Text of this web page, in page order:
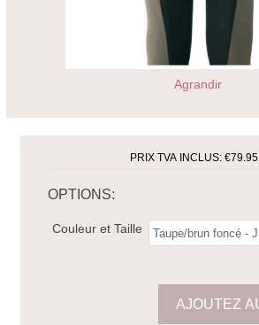
Agrandir
PRIX TVA INCLUS:€79.95
OPTIONS:
Couleur et Taille